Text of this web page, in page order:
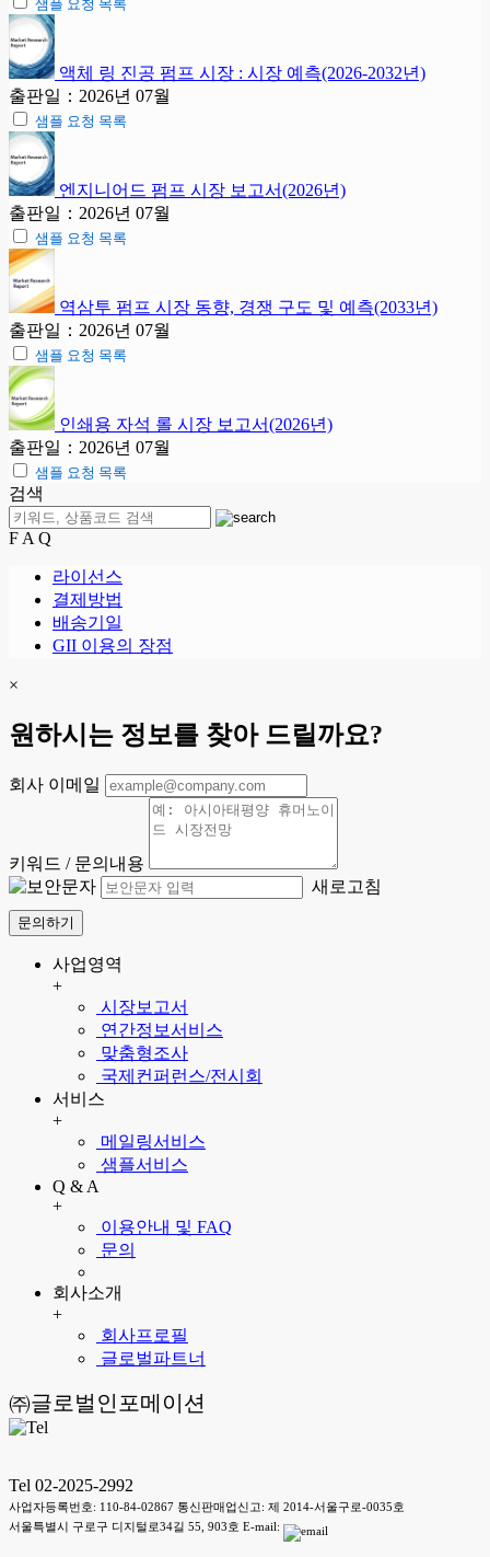
샘플 요청 목록
액체 링 진공 펌프 시장 : 시장 예측(2026-2032년)
출판일：2026년 07월
샘플 요청 목록
엔지니어드 펌프 시장 보고서(2026년)
출판일：2026년 07월
샘플 요청 목록
역삼투 펌프 시장 동향, 경쟁 구도 및 예측(2033년)
출판일：2026년 07월
샘플 요청 목록
인쇄용 자석 롤 시장 보고서(2026년)
출판일：2026년 07월
샘플 요청 목록
검색
F A Q
라이선스
결제방법
배송기일
GII 이용의 장점
×
원하시는 정보를 찾아 드릴까요?
회사 이메일
키워드 / 문의내용
새로고침
문의하기
사업영역
+
시장보고서
연간정보서비스
맞춤형조사
국제컨퍼런스/전시회
서비스
+
메일링서비스
샘플서비스
Q & A
+
이용안내 및 FAQ
문의
회사소개
+
회사프로필
글로벌파트너
㈜글로벌인포메이션
Tel 02-2025-2992
사업자등록번호: 110-84-02867 통신판매업신고: 제 2014-서울구로-0035호
서울특별시 구로구 디지털로34길 55, 903호 E-mail: